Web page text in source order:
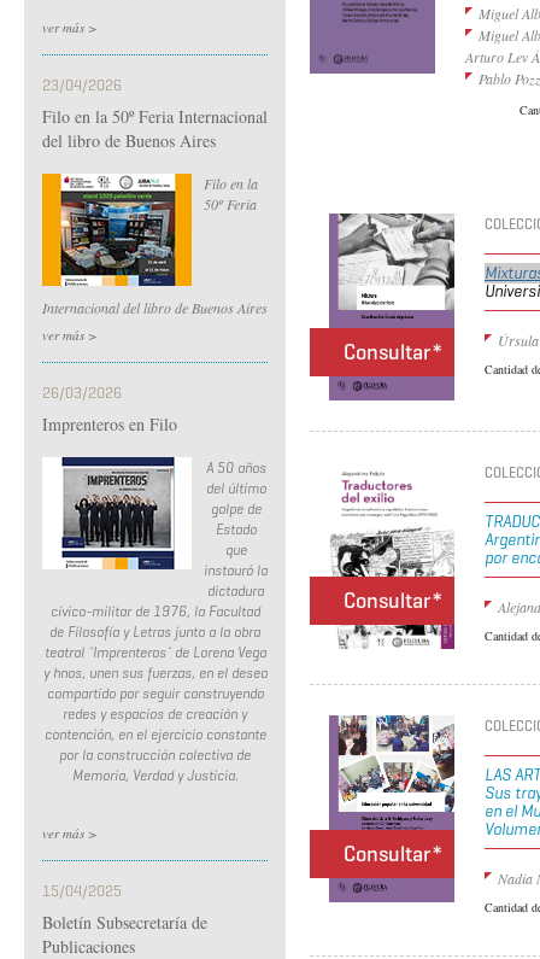
ver más >
23/04/2026
Filo en la 50º Feria Internacional
del libro de Buenos Aires
Filo en la
50º Feria
Internacional del libro de Buenos Aires
ver más >
26/03/2026
Imprenteros en Filo
A 50 años
del último
golpe de
Estado
que
instauró la
dictadura
cívico-militar de 1976, la Facultad
de Filosofía y Letras junto a la obra
teatral ¨Imprenteros¨ de Lorena Vega
y hnos, unen sus fuerzas, en el deseo
compartido por seguir construyendo
redes y espacios de creación y
contención, en el ejercicio constante
por la construcción colectiva de
Memoria, Verdad y Justicia.
ver más >
15/04/2025
Boletín Subsecretaría de
Publicaciones
Miguel
Miguel
Arturo Lev
Pablo
Cantidad de Páginas:
Consultar*
Cantidad
Consultar*
por
Cantidad
Consultar*
LAS
Sus
en el
Nadia
Cantidad